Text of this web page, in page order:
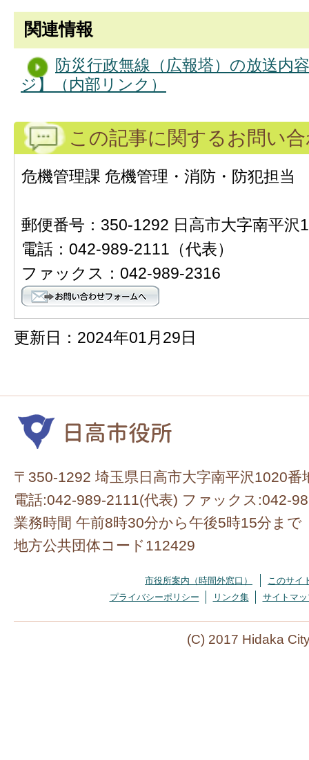
関連情報
防災行政無線（広報塔）の放送内
ジ】（内部リンク）
この記事に関するお問い
危機管理課 危機管理・消防・防犯担当
郵便番号：350-1292 日高市大字南平沢
電話：042-989-2111（代表）
ファックス：042-989-2316
更新日：2024年01月29日
〒350-1292 埼玉県日高市大字南平沢1020番
電話:042-989-2111(代表) ファックス:042-
業務時間 午前8時30分から午後5時15分まで
地方公共団体コード112429
市役所案内（時間外窓口）
このサイ
プライバシーポリシー
リンク集 サイトマッ
(C) 2017 Hidaka